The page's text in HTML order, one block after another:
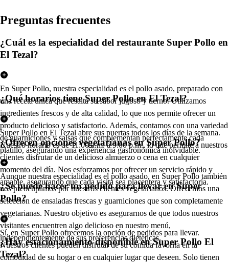
Preguntas frecuentes
¿Cuál es la especialidad del restaurante Super Pollo en
El Tezal?
En Super Pollo, nuestra especialidad es el pollo asado, preparado con
una receta única que resalta su sabor jugoso y tierno. Utilizamos
ingredientes frescos y de alta calidad, lo que nos permite ofrecer un
producto delicioso y satisfactorio. Además, contamos con una variedad
de guarniciones y salsas que complementan perfectamente cada
platillo, asegurando una experiencia gastronómica inolvidable.
¿Qué horarios tiene Super Pollo en El Tezal?
Super Pollo en El Tezal abre sus puertas todos los días de la semana.
Nuestro horario es de 11:00 a.m. a 9:00 p.m., lo que permite a nuestros
clientes disfrutar de un delicioso almuerzo o cena en cualquier
momento del día. Nos esforzamos por ofrecer un servicio rápido y
amable, asegurando que cada visita sea placentera y satisfactoria.
¿Ofrecen opciones vegetarianas en Super Pollo?
Aunque nuestra especialidad es el pollo asado, en Super Pollo también
nos preocupamos por nuestros clientes vegetarianos. Ofrecemos una
selección de ensaladas frescas y guarniciones que son completamente
vegetarianas. Nuestro objetivo es asegurarnos de que todos nuestros
visitantes encuentren algo delicioso en nuestro menú,
independientemente de sus preferencias dietéticas.
¿Se puede hacer un pedido para llevar en Super
Pollo?
Sí, en Super Pollo ofrecemos la opción de pedidos para llevar.
Nuestros clientes pueden disfrutar de su comida favorita en la
comodidad de su hogar o en cualquier lugar que deseen. Solo tienen
¿Hay estacionamiento disponible en Super Pollo El
Tezal?